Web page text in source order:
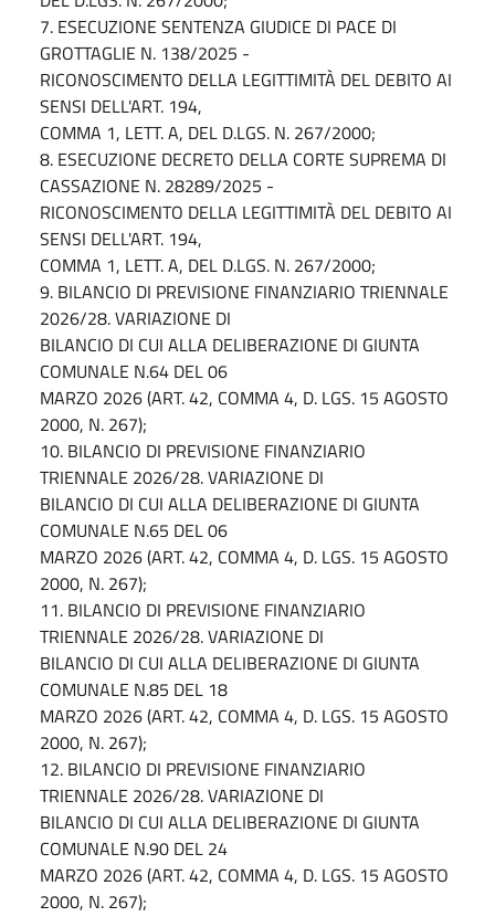
7. ESECUZIONE SENTENZA GIUDICE DI PACE DI
GROTTAGLIE N. 138/2025 -
RICONOSCIMENTO DELLA LEGITTIMITÀ DEL DEBITO AI
SENSI DELL'ART. 194,
COMMA 1, LETT. A, DEL D.LGS. N. 267/2000;
8. ESECUZIONE DECRETO DELLA CORTE SUPREMA DI
CASSAZIONE N. 28289/2025 -
RICONOSCIMENTO DELLA LEGITTIMITÀ DEL DEBITO AI
SENSI DELL'ART. 194,
COMMA 1, LETT. A, DEL D.LGS. N. 267/2000;
9. BILANCIO DI PREVISIONE FINANZIARIO TRIENNALE
2026/28. VARIAZIONE DI
BILANCIO DI CUI ALLA DELIBERAZIONE DI GIUNTA
COMUNALE N.64 DEL 06
MARZO 2026 (ART. 42, COMMA 4, D. LGS. 15 AGOSTO
2000, N. 267);
10. BILANCIO DI PREVISIONE FINANZIARIO
TRIENNALE 2026/28. VARIAZIONE DI
BILANCIO DI CUI ALLA DELIBERAZIONE DI GIUNTA
COMUNALE N.65 DEL 06
MARZO 2026 (ART. 42, COMMA 4, D. LGS. 15 AGOSTO
2000, N. 267);
11. BILANCIO DI PREVISIONE FINANZIARIO
TRIENNALE 2026/28. VARIAZIONE DI
BILANCIO DI CUI ALLA DELIBERAZIONE DI GIUNTA
COMUNALE N.85 DEL 18
MARZO 2026 (ART. 42, COMMA 4, D. LGS. 15 AGOSTO
2000, N. 267);
12. BILANCIO DI PREVISIONE FINANZIARIO
TRIENNALE 2026/28. VARIAZIONE DI
BILANCIO DI CUI ALLA DELIBERAZIONE DI GIUNTA
COMUNALE N.90 DEL 24
MARZO 2026 (ART. 42, COMMA 4, D. LGS. 15 AGOSTO
2000, N. 267);